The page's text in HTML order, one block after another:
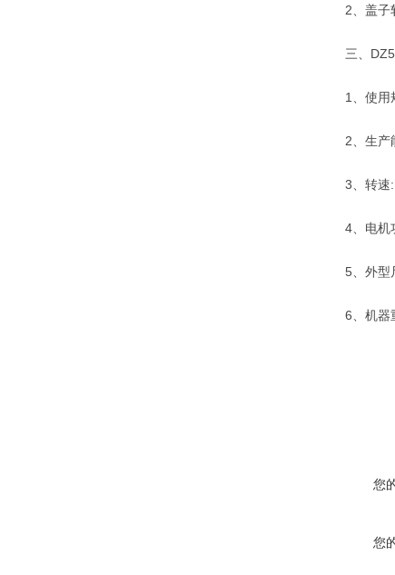
2、盖子轧
三、DZ5/
1、使用规
2、生产
3、转速
4、电机功
5、外型尺
6、机器重
您
您